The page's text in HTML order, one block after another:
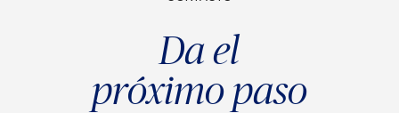
Da el
próximo paso